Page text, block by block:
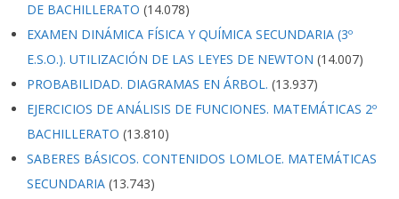
DE BACHILLERATO (14.078)
EXAMEN DINÁMICA FÍSICA Y QUÍMICA SECUNDARIA (3º
E.S.O.). UTILIZACIÓN DE LAS LEYES DE NEWTON (14.007)
PROBABILIDAD. DIAGRAMAS EN ÁRBOL. (13.937)
EJERCICIOS DE ANÁLISIS DE FUNCIONES. MATEMÁTICAS 2º
BACHILLERATO (13.810)
SABERES BÁSICOS. CONTENIDOS LOMLOE. MATEMÁTICAS
SECUNDARIA (13.743)